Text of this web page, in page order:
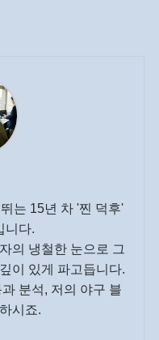
는 15년 차 '찐 덕후'
니다.
의 냉철한 눈으로 그
이 있게 파고듭니다.
분석, 저의 야구 블
시죠.